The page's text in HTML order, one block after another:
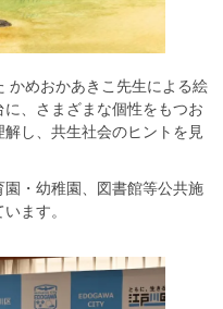
かめおかあきこ先生による絵
、さまざまな個性をもつお
し、共生社会のヒントを見
・幼稚園、図書館等公共施
ます。